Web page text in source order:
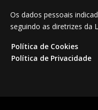
Os dados pessoais
seguindo as diretrizes da
Política de Cookies
Política de Privacidade